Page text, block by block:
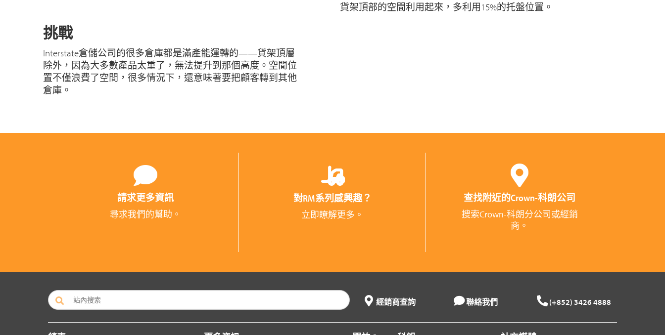
挑戰
Interstate倉儲公司的很多倉庫都是滿產能運轉的——貨架頂層
除外，因為大多數產品太重了，無法提升到那個高度。空閒位
置不僅浪費了空間，很多情況下，還意味著要把顧客轉到其他
倉庫。
貨架頂部的空間利用起來，多利用15%的托盤位置。
請求更多資訊
尋求我們的幫助。
對RM系列感興趣？
立即瞭解更多。
查找附近的Crown-科朗公司
搜索Crown-科朗分公司或經銷
商。
經銷商查詢 聯絡我們 (+852) 3426 4888